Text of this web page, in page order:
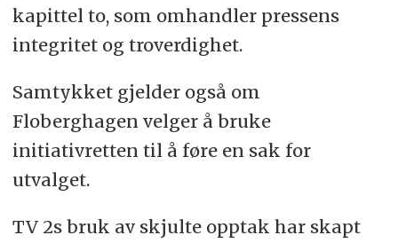
kapittel to, som omhandler pressens
integritet og troverdighet.
Samtykket gjelder også om
Floberghagen velger å bruke
initiativretten til å føre en sak for
utvalget.
TV 2s bruk av skjulte opptak har skapt